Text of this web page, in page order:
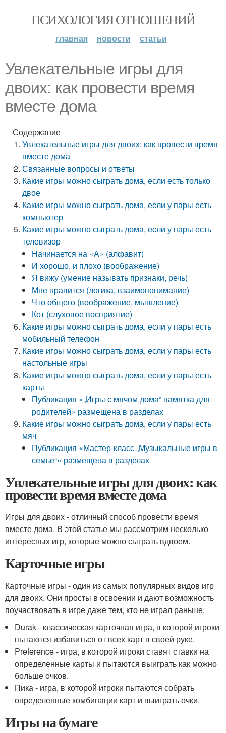
ПСИХОЛОГИЯ ОТНОШЕНИЙ
главная новости статьи
Увлекательные игры для
двоих: как провести время
вместе дома
Содержание
Увлекательные игры для двоих: как провести время
вместе дома
Связанные вопросы и ответы
Какие игры можно сыграть дома, если есть только
двое
Какие игры можно сыграть дома, если у пары есть
компьютер
Какие игры можно сыграть дома, если у пары есть
телевизор
Начинается на «А» (алфавит)
И хорошо, и плохо (воображение)
Я вижу (умение называть признаки, речь)
Мне нравится (логика, взаимопонимание)
Что общего (воображение, мышление)
Кот (слуховое восприятие)
Какие игры можно сыграть дома, если у пары есть
мобильный телефон
Какие игры можно сыграть дома, если у пары есть
настольные игры
Какие игры можно сыграть дома, если у пары есть
карты
Публикация «„Игры с мячом дома“ памятка для
родителей» размещена в разделах
Какие игры можно сыграть дома, если у пары есть
мяч
Публикация «Мастер-класс „Музыкальные игры в
семье“» размещена в разделах
Увлекательные игры для двоих: как
провести время вместе дома
Игры для двоих - отличный способ провести время
вместе дома. В этой статье мы рассмотрим несколько
интересных игр, которые можно сыграть вдвоем.
Карточные игры
Карточные игры - один из самых популярных видов игр
для двоих. Они просты в освоении и дают возможность
поучаствовать в игре даже тем, кто не играл раньше.
Durak - классическая карточная игра, в которой игроки
пытаются избавиться от всех карт в своей руке.
Preference - игра, в которой игроки ставят ставки на
определенные карты и пытаются выиграть как можно
больше очков.
Пика - игра, в которой игроки пытаются собрать
определенные комбинации карт и выиграть очки.
Игры на бумаге